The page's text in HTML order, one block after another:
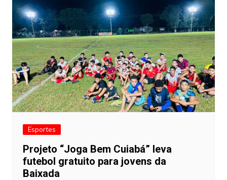
Esportes
Projeto “Joga Bem Cuiabá” leva
futebol gratuito para jovens da
Baixada